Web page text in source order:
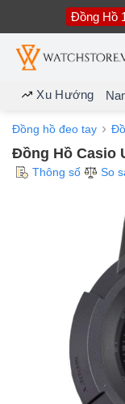
nội
dung
Đồng Hồ
Xu Hướng
Đồng hồ đeo tay
Đồng Hồ Casio
Thông số So